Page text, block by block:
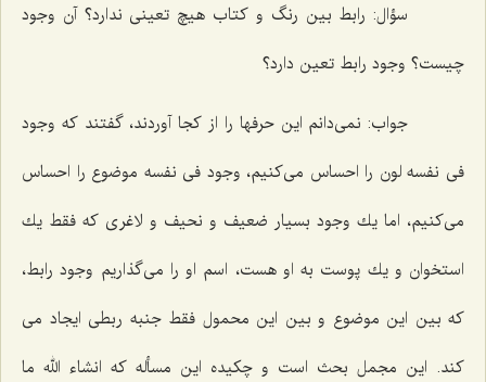
سؤال:رابط بین رنگ و كتاب هیچ تعینى ندارد؟ آن وجود
چیست؟ وجود رابط تعین دارد؟
جواب:نمى‌دانم این حرفها را از كجا آوردند، گفتند كه وجود
فى نفسه لون را احساس مى‌كنیم، وجود فى نفسه موضوع را احساس
مى‌كنیم، اما یك وجود بسیار ضعیف و نحیف و لاغرى كه فقط یك
استخوان و یك پوست به او هست، اسم او را مى‌گذاریم وجود رابط،
كه بین این موضوع و بین این محمول فقط جنبه ربطى ایجاد مى
كند. این مجمل بحث است و چكیده این مسأله كه انشاء الله ما